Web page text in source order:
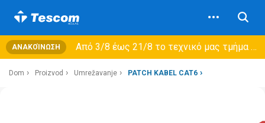
ΑΝΑΚΟΊΝΩΣΗ Από 3/8 έως 21/8 τo τεχνικό μας τμήμα θα εξυπηρετεί μόνο συμβόλαια συντήρησης και όχι νέες παραλαβές →
Dom Proizvod Umrežavanje PATCH KABEL CAT6